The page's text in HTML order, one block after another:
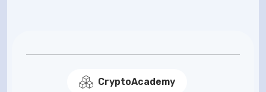
CryptoAcademy